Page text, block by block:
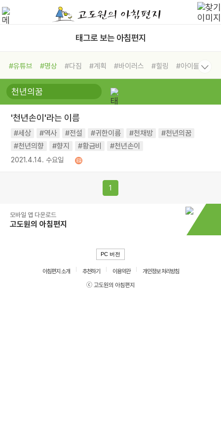
태그로 보는 아침편지
#유튜브 #명상 #다짐 #계획 #바이러스 #힐링
#아이들
#비전캠프
#독서캠프 #삶
#희망
#나눔 #친구 #링컨학교
#독서
#건강 #면역력
'천년손이'라는 이름
#세상 #역사 #전설 #귀한이름 #천채방
#천년의꿈
#천년의향
#향지 #황금비 #천년손이
2021.4.14. 수요일
1
모바일 앱 다운로드
고도원의 아침편지
PC 버전
아침편지 소개 추천하기 이용약관
개인정보 처리방침
ⓒ 고도원의 아침편지